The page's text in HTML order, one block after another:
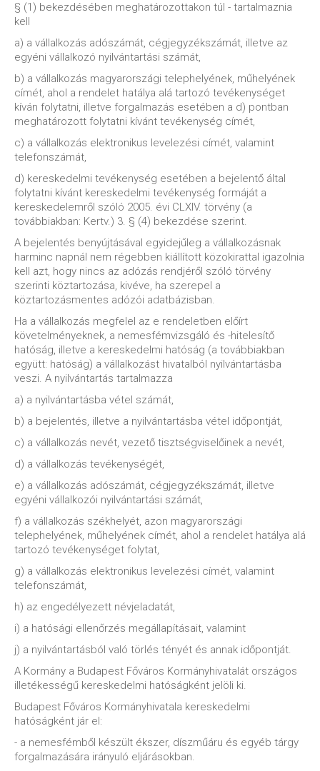
§ (1) bekezdésében meghatározottakon túl - tartalmaznia
kell
a) a vállalkozás adószámát, cégjegyzékszámát, illetve az
egyéni vállalkozó nyilvántartási számát,
b) a vállalkozás magyarországi telephelyének, műhelyének
címét, ahol a rendelet hatálya alá tartozó tevékenységet
kíván folytatni, illetve forgalmazás esetében a d) pontban
meghatározott folytatni kívánt tevékenység címét,
c) a vállalkozás elektronikus levelezési címét, valamint
telefonszámát,
d) kereskedelmi tevékenység esetében a bejelentő által
folytatni kívánt kereskedelmi tevékenység formáját a
kereskedelemről szóló 2005. évi CLXIV. törvény (a
továbbiakban: Kertv.) 3. § (4) bekezdése szerint.
A bejelentés benyújtásával egyidejűleg a vállalkozásnak
harminc napnál nem régebben kiállított közokirattal igazolnia
kell azt, hogy nincs az adózás rendjéről szóló törvény
szerinti köztartozása, kivéve, ha szerepel a
köztartozásmentes adózói adatbázisban.
Ha a vállalkozás megfelel az e rendeletben előírt
követelményeknek, a nemesfémvizsgáló és -hitelesítő
hatóság, illetve a kereskedelmi hatóság (a továbbiakban
együtt: hatóság) a vállalkozást hivatalból nyilvántartásba
veszi. A nyilvántartás tartalmazza
a) a nyilvántartásba vétel számát,
b) a bejelentés, illetve a nyilvántartásba vétel időpontját,
c) a vállalkozás nevét, vezető tisztségviselőinek a nevét,
d) a vállalkozás tevékenységét,
e) a vállalkozás adószámát, cégjegyzékszámát, illetve
egyéni vállalkozói nyilvántartási számát,
f) a vállalkozás székhelyét, azon magyarországi
telephelyének, műhelyének címét, ahol a rendelet hatálya alá
tartozó tevékenységet folytat,
g) a vállalkozás elektronikus levelezési címét, valamint
telefonszámát,
h) az engedélyezett névjeladatát,
i) a hatósági ellenőrzés megállapításait, valamint
j) a nyilvántartásból való törlés tényét és annak időpontját.
A Kormány a Budapest Főváros Kormányhivatalát országos
illetékességű kereskedelmi hatóságként jelöli ki.
Budapest Főváros Kormányhivatala kereskedelmi
hatóságként jár el:
- a nemesfémből készült ékszer, díszműáru és egyéb tárgy
forgalmazására irányuló eljárásokban.